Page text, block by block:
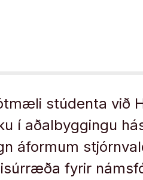
stúdenta við
í aðalbyggingu
áformum
fyrir